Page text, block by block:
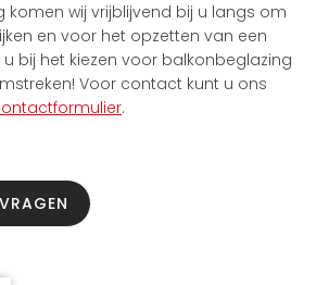
komen wij vrijblijvend bij u langs om
en voor het opzetten van een
u bij het kiezen voor balkonbeglazing
Voor contact kunt u ons
.